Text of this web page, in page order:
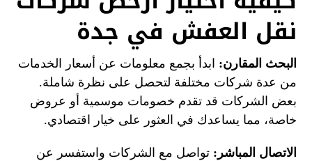
نقل العفش في جدة
البحث المقارن: ابدأ بجمع معلومات عن أسعار الخدمات
من عدة شركات مختلفة لتحصل على نظرة شاملة.
بعض الشركات قد تقدم خصومات موسمية أو عروض
خاصة، مما يساعدك في العثور على خيار اقتصادي.
الاتصال المباشر: تواصل مع الشركات واستفسر عن